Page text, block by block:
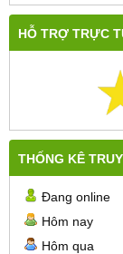
HỖ TRỢ TRỰC
THỐNG KÊ
Đang online
Hôm nay
Hôm qua